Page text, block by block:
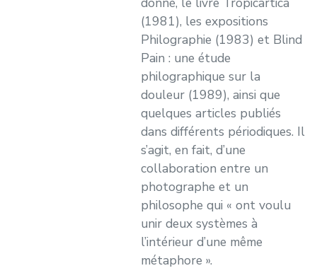
(1981), les expositions
Philographie (1983) et Blind
Pain : une étude
philographique sur la
douleur (1989), ainsi que
quelques articles publiés
dans différents périodiques. Il
s’agit, en fait, d’une
collaboration entre un
photographe et un
philosophe qui « ont voulu
unir deux systèmes à
l’intérieur d’une même
métaphore ».